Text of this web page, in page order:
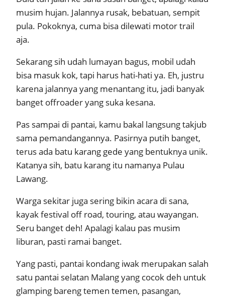
musim hujan. Jalannya rusak, bebatuan, sempit
pula. Pokoknya, cuma bisa dilewati motor trail
aja.
Sekarang sih udah lumayan bagus, mobil udah
bisa masuk kok, tapi harus hati-hati ya. Eh, justru
karena jalannya yang menantang itu, jadi banyak
banget offroader yang suka kesana.
Pas sampai di pantai, kamu bakal langsung takjub
sama pemandangannya. Pasirnya putih banget,
terus ada batu karang gede yang bentuknya unik.
Katanya sih, batu karang itu namanya Pulau
Lawang.
Warga sekitar juga sering bikin acara di sana,
kayak festival off road, touring, atau wayangan.
Seru banget deh! Apalagi kalau pas musim
liburan, pasti ramai banget.
Yang pasti, pantai kondang iwak merupakan salah
satu pantai selatan Malang yang cocok deh untuk
glamping bareng temen temen, pasangan,